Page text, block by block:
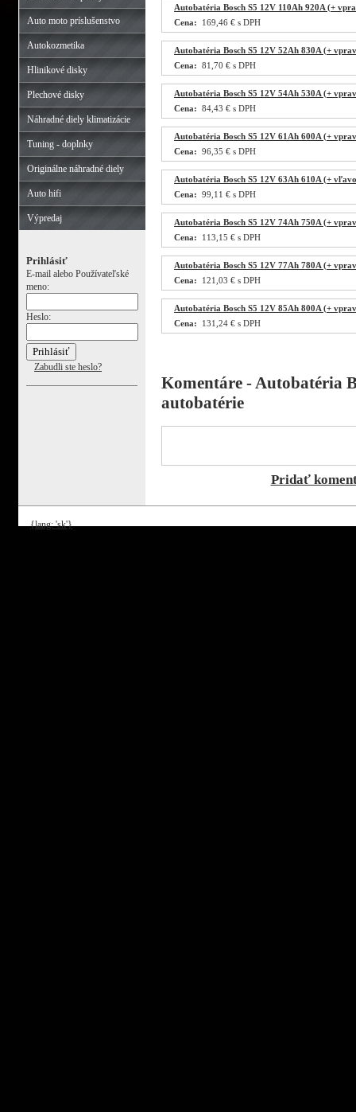
Auto moto príslušenstvo
Autokozmetika
Hlinikové disky
Plechové disky
Náhradné diely klimatizácie
Tuning - doplnky
Originálne náhradné diely
Auto hifi
Výpredaj
Prihlásiť
E-mail alebo Používateľské
meno:
Heslo:
Zabudli ste heslo?
Autobatéria Bosch S5 12V 110Ah 920A (+
Cena: 169,46 € s DPH
Autobatéria Bosch S5 12V 52Ah 830A (+
Cena: 81,70 € s DPH
Autobatéria Bosch S5 12V 54Ah 530A (+
Cena: 84,43 € s DPH
Autobatéria Bosch S5 12V 61Ah 600A (+
Cena: 96,35 € s DPH
Autobatéria Bosch S5 12V 63Ah 610A (+
Cena: 99,11 € s DPH
Autobatéria Bosch S5 12V 74Ah 750A (+
Cena: 113,15 € s DPH
Autobatéria Bosch S5 12V 77Ah 780A (+
Cena: 121,03 € s DPH
Autobatéria Bosch S5 12V 85Ah 800A (+
Cena: 131,24 € s DPH
Komentáre - Autobatéria
autobatérie
Pridať
{lang: 'sk'}